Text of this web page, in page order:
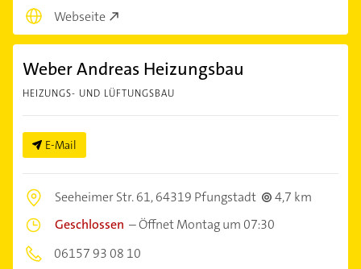
Webseite
Weber Andreas Heizungsbau
HEIZUNGS- UND LÜFTUNGSBAU
E-Mail
Seeheimer Str. 61,64319 Pfungstadt
4,7 km
Geschlossen –Öffnet Montag um 07:30
06157 93 08 10